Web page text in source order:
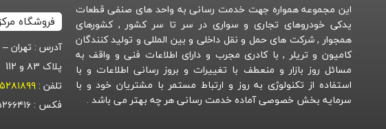
این مجموعه همواره جهت خدمت رسانی به واحد های صنفی قطعات
یدکی خودروهای تجاری و سواری در سر تا سر کشور , کشورهای
همجوار , شرکت های حمل و نقل داخلی و بین المللی و تولید کنندگان
کامیون و تریلر , با کادری مجرب و دارای اطلاعات فنی و واقف به
مسائل روز بازار و منعطف با تغییرات و بروز رسانی اطلاعات و با
استفاده از تکنولوژی به روز و ارتباط مستمر با مشتریان خود و با
سرمایه بخش خصوصی آماده خدمت رسانی هر چه بهتر می باشد .
فروشگاه
آدرس : تهران –
پلاک ۸۳ و 112
تلفن :
فکس : ۰۲۱۵۵۲۶۶۴۱۶